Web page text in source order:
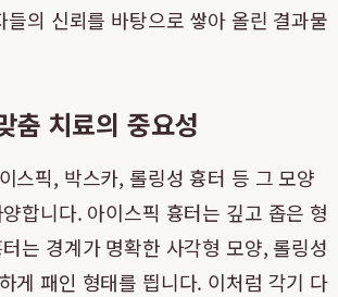
들의 신뢰를 바탕으로 쌓아 올린 결과물
춤 치료의 중요성
스픽, 박스카, 롤링성 흉터 등 그 모양
합니다. 아이스픽 흉터는 깊고 좁은 형
는 경계가 명확한 사각형 모양, 롤링성
게 패인 형태를 띕니다. 이처럼 각기 다